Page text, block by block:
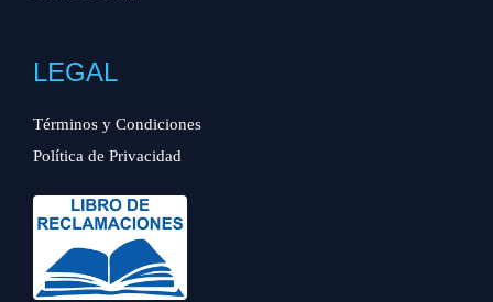
LEGAL
Términos y Condiciones
Política de Privacidad